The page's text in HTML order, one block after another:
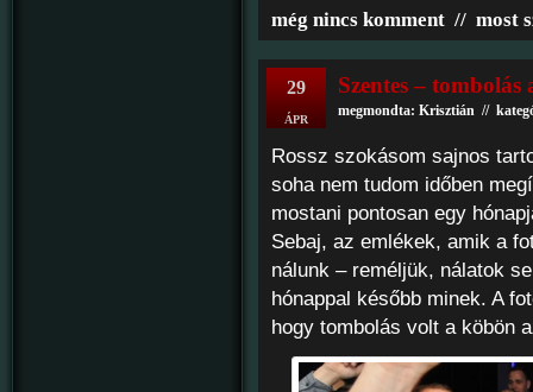
még nincs komment // most
29
ÁPR
Szentes – tombolás
megmondta: Krisztián //
Rossz szokásom sajnos
soha nem tudom időben
mostani pontosan egy
Sebaj, az emlékek, amik a
nálunk – reméljük, nálatok
hónappal később minek. A
hogy tombolás volt a köbön